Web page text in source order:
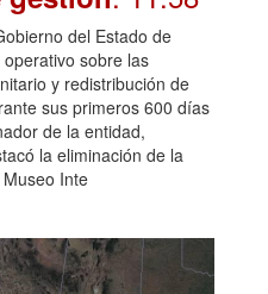
del Estado de
sobre las
y redistribución de
sus primeros 600 días
de la entidad,
la eliminación de la
Inte